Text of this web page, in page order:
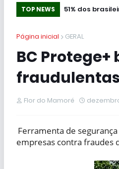
TOP NEWS 51% dos
Concurso
Página inicial GERAL
BC
fraudulentas
Flor do Mamoré
Ferramenta de
empresas contra fraudes